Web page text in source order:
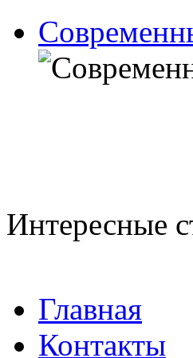
Интересные
Главная
Контакты